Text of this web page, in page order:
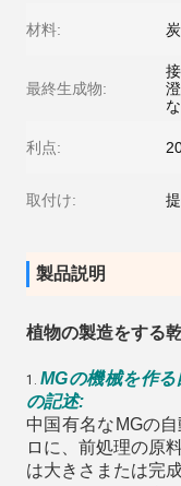
材料:
最終生成物:
利点:
取付け:
製品説明
植物の製造をする
1.MGの機械を作
の記述:
中国有名なMGの
ロに、前処理の原
は大きさまたは完